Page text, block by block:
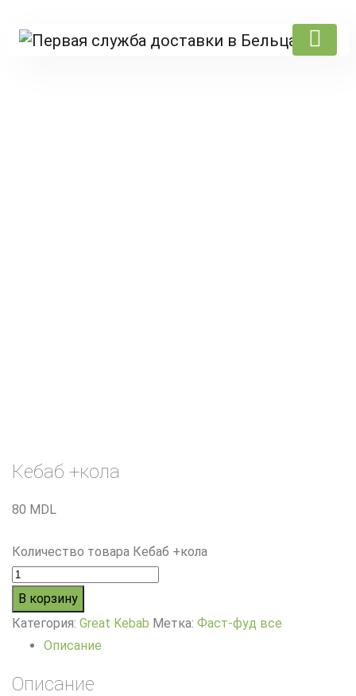
Кебаб +кола
80 MDL
Количество товара Кебаб +кола
В корзину
Категория: Great Kebab Метка: Фаст-фуд все
Описание
Описание